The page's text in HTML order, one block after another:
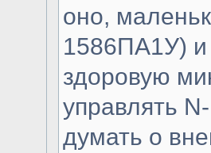
оно,
1586ПА1У) и
здоровую
управлять
думать о